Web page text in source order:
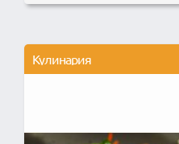
Кулинария